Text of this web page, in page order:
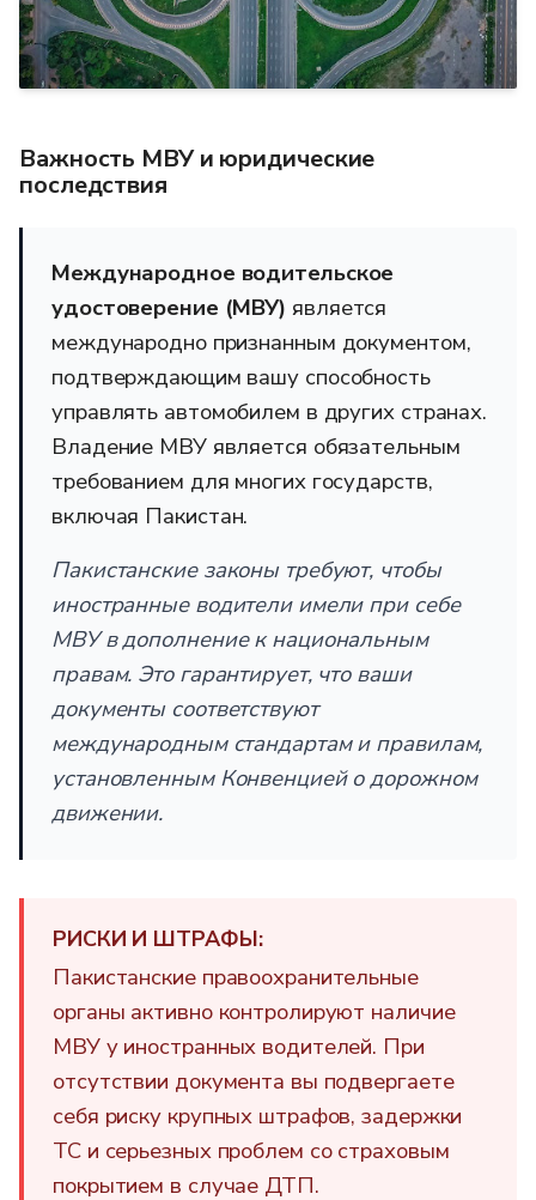
Важность МВУ и юридические
последствия
Международное водительское
удостоверение (МВУ) является
международно признанным документом,
подтверждающим вашу способность
управлять автомобилем в других странах.
Владение МВУ является обязательным
требованием для многих государств,
включая Пакистан.
Пакистанские законы требуют, чтобы
иностранные водители имели при себе
МВУ в дополнение к национальным
правам. Это гарантирует, что ваши
документы соответствуют
международным стандартам и правилам,
установленным Конвенцией о дорожном
движении.
РИСКИ И ШТРАФЫ:
Пакистанские правоохранительные
органы активно контролируют наличие
МВУ у иностранных водителей. При
отсутствии документа вы подвергаете
себя риску крупных штрафов, задержки
ТС и серьезных проблем со страховым
покрытием в случае ДТП.